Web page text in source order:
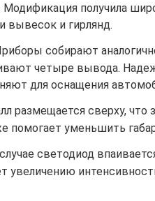
Модификация получила
вывесок и гирлянд.
собирают
четыре вывода.
для оснащения
размещается сверху, что
помогает уменьшить
светодиод
увеличению